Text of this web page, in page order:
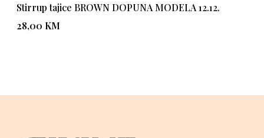
Stirrup tajice BROWN DOPUNA MODELA 12.12.
28,00 KM